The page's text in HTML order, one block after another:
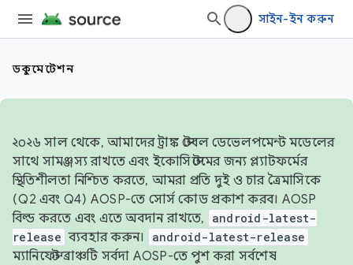
সাইন-ইন করুন
ডকুমেন্টেশন
২০২৬ সাল থেকে, আমাদের ট্রাঙ্ক স্টেবল ডেভেলপমেন্ট মডেলের
সাথে সামঞ্জস্য রাখতে এবং ইকোসিস্টেমের জন্য প্ল্যাটফর্মের
স্থিতিশীলতা নিশ্চিত করতে, আমরা প্রতি দুই ও চার ত্রৈমাসিকে
(Q2 এবং Q4) AOSP-তে সোর্স কোড প্রকাশ করব। AOSP
বিল্ড করতে এবং এতে অবদান রাখতে,
android-latest-
release ব্যবহার করুন। android-latest-release
ম্যানিফেস্ট ব্রাঞ্চটি সর্বদা AOSP-তে পুশ করা সর্বশেষ